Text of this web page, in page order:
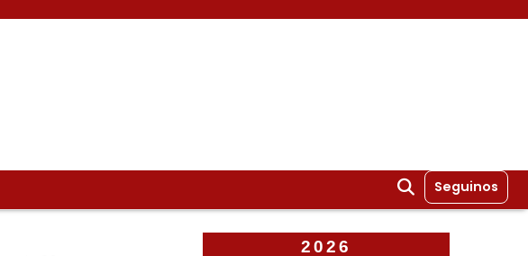
Seguinos
2026